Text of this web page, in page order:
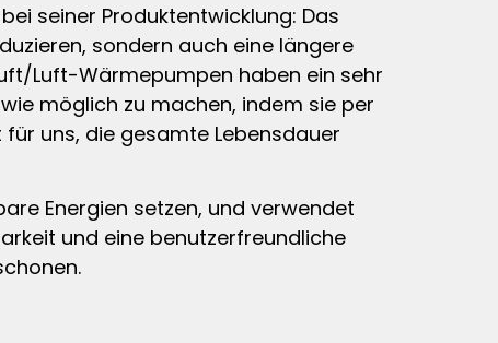
seiner Produktentwicklung: Das
sondern auch eine längere
Luft-Wärmepumpen haben ein sehr
möglich zu machen, indem sie per
uns, die gesamte Lebensdauer
Energien setzen, und verwendet
und eine benutzerfreundliche